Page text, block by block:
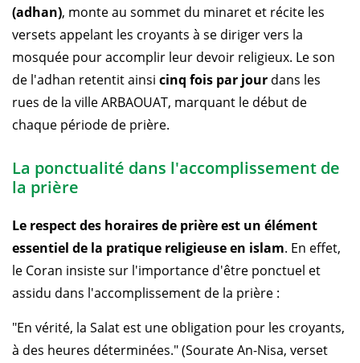
(adhan), monte au sommet du minaret et récite les
versets appelant les croyants à se diriger vers la
mosquée pour accomplir leur devoir religieux. Le son
de l'adhan retentit ainsi cinq fois par jour dans les
rues de la ville ARBAOUAT, marquant le début de
chaque période de prière.
La ponctualité dans l'accomplissement de
la prière
Le respect des horaires de prière est un élément
essentiel de la pratique religieuse en islam. En effet,
le Coran insiste sur l'importance d'être ponctuel et
assidu dans l'accomplissement de la prière :
"En vérité, la Salat est une obligation pour les croyants,
à des heures déterminées." (Sourate An-Nisa, verset